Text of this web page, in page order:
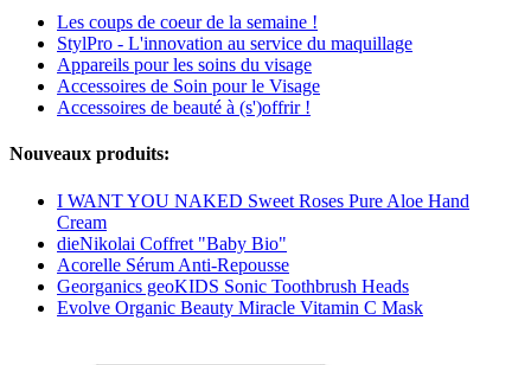
Les coups de coeur de la semaine !
StylPro - L'innovation au service du maquillage
Appareils pour les soins du visage
Accessoires de Soin pour le Visage
Accessoires de beauté à (s')offrir !
Nouveaux produits:
I WANT YOU NAKED Sweet Roses Pure Aloe Hand
Cream
dieNikolai Coffret "Baby Bio"
Acorelle Sérum Anti-Repousse
Georganics geoKIDS Sonic Toothbrush Heads
Evolve Organic Beauty Miracle Vitamin C Mask